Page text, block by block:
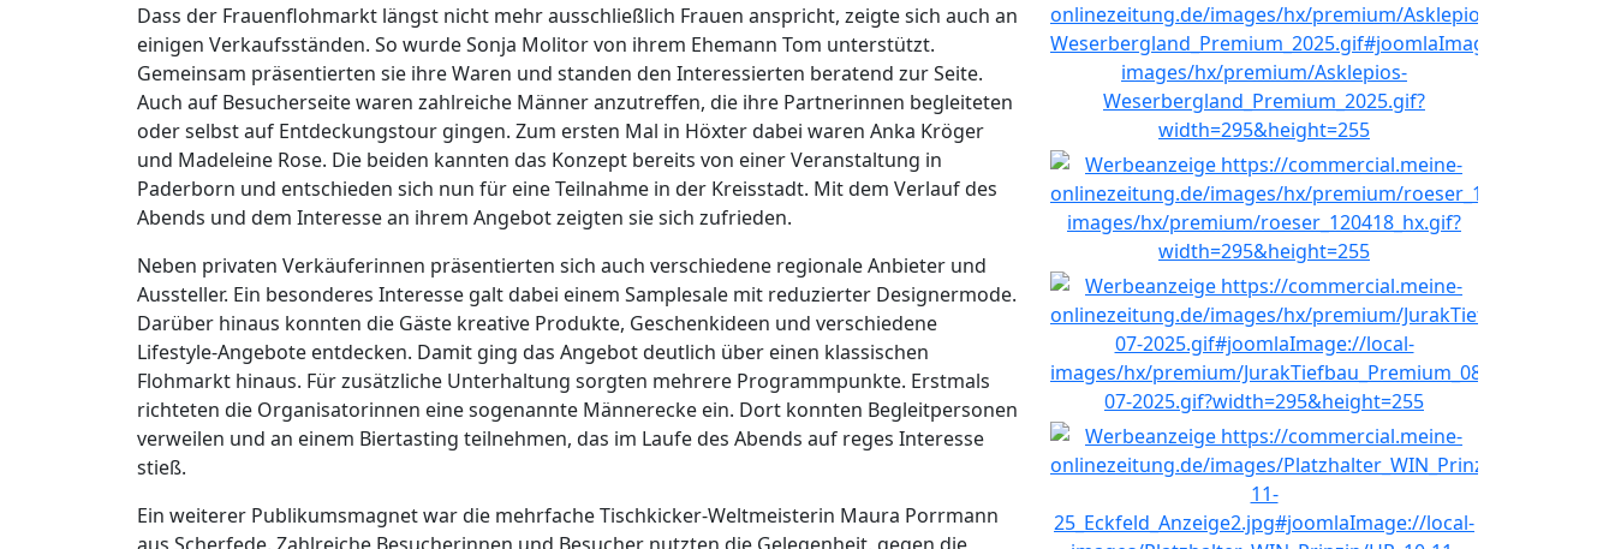
Dass der Frauenflohmarkt längst nicht mehr ausschließlich Frauen anspricht, zeigte sich auch an
einigen Verkaufsständen. So wurde Sonja Molitor von ihrem Ehemann Tom unterstützt.
Gemeinsam präsentierten sie ihre Waren und standen den Interessierten beratend zur Seite.
Auch auf Besucherseite waren zahlreiche Männer anzutreffen, die ihre Partnerinnen begleiteten
oder selbst auf Entdeckungstour gingen. Zum ersten Mal in Höxter dabei waren Anka Kröger
und Madeleine Rose. Die beiden kannten das Konzept bereits von einer Veranstaltung in
Paderborn und entschieden sich nun für eine Teilnahme in der Kreisstadt. Mit dem Verlauf des
Abends und dem Interesse an ihrem Angebot zeigten sie sich zufrieden.
Neben privaten Verkäuferinnen präsentierten sich auch verschiedene regionale Anbieter und
Aussteller. Ein besonderes Interesse galt dabei einem Samplesale mit reduzierter Designermode.
Darüber hinaus konnten die Gäste kreative Produkte, Geschenkideen und verschiedene
Lifestyle-Angebote entdecken. Damit ging das Angebot deutlich über einen klassischen
Flohmarkt hinaus. Für zusätzliche Unterhaltung sorgten mehrere Programmpunkte. Erstmals
richteten die Organisatorinnen eine sogenannte Männerecke ein. Dort konnten Begleitpersonen
verweilen und an einem Biertasting teilnehmen, das im Laufe des Abends auf reges Interesse
stieß.
Ein weiterer Publikumsmagnet war die mehrfache Tischkicker-Weltmeisterin Maura Porrmann